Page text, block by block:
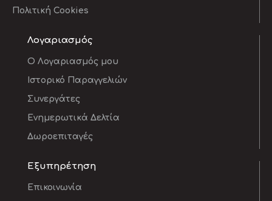
Πολιτική Cookies
Λογαριασμός
O Λογαριασμός μου
Ιστορικό Παραγγελιών
Συνεργάτες
Ενημερωτικά Δελτία
Δωροεπιταγές
Εξυπηρέτηση
Επικοινωνία